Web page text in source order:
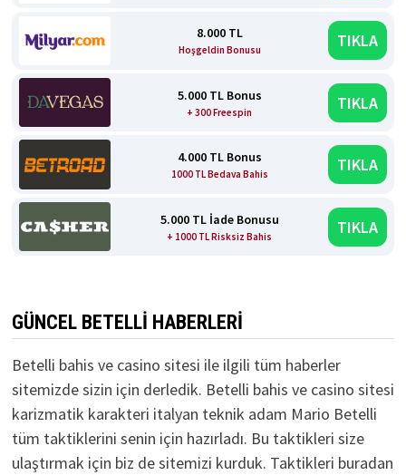
8.000 TL
Hoşgeldin Bonusu TIKLA
5.000 TL Bonus
+ 300 Freespin TIKLA
4.000 TL Bonus
1000 TL Bedava Bahis TIKLA
5.000 TL İade Bonusu
+ 1000 TL Risksiz Bahis TIKLA
GÜNCEL BETELLI HABERLERI
Betelli bahis ve casino sitesi ile ilgili tüm haberler
sitemizde sizin için derledik. Betelli bahis ve casino sitesi
karizmatik karakteri italyan teknik adam Mario Betelli
tüm taktiklerini senin için hazırladı. Bu taktikleri size
ulaştırmak için biz de sitemizi kurduk. Taktikleri buradan